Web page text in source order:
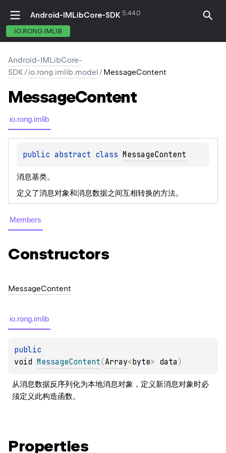
Android-IMLibCore-SDK 5.44.0
IO.RONG.IMLIB
Android-IMLibCore-
SDK/io.rong.imlib.model/MessageContent
MessageContent
io.rong.imlib
public abstract class MessageContent
消息基类。
定义了消息对象和消息数据之间互相转换的方法。
Members
Constructors
MessageContent
io.rong.imlib
void MessageContent(Array<byte> data )
从消息数据反序列化为本地消息对象，定义新消息对象时必
须定义此构造函数。
Properties